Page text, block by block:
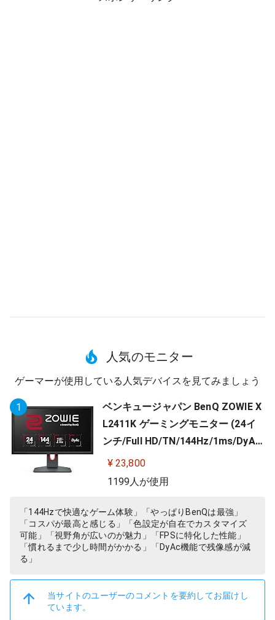
人気のモニター
ゲーマーが使用している人気デバイスを見てみましょう
1
ベンキュージャパン BenQ ZOWIE X
L2411K ゲーミングモニター (24イ
ンチ/Full HD/TN/144Hz/1ms/DyAc/
小さめ台座/OSDメニュー/指一本で
高さ調整)
¥ 23,800
1199人が使用
「144Hzで快適なゲーム体験」「やっぱりBenQは最強」
「コスパが最高と感じる」「色設定が自在でカスタマイズ
可能」「視野角が広いのが魅力」「FPSに特化した性能」
「慣れるまで少し時間がかかる」「DyAc機能で残像感が減
る」
当サイトのユーザーのコメントを要約してお届けし
ています。